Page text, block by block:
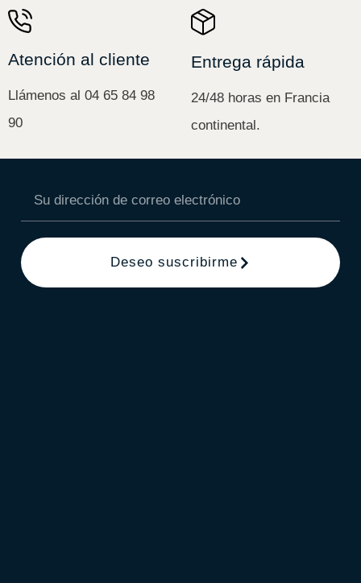
Atención al cliente
Llámenos al 04 65 84 98
90
Entrega rápida
24/48 horas en Francia
continental.
Deseo suscribirme